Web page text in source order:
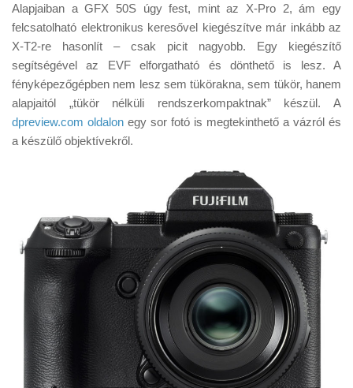
Alapjaiban a GFX 50S úgy fest, mint az X-Pro 2, ám egy
felcsatolható elektronikus keresővel kiegészítve már inkább az
X-T2-re hasonlít – csak picit nagyobb. Egy kiegészítő
segítségével az EVF elforgatható és dönthető is lesz. A
fényképezőgépben nem lesz sem tükörakna, sem tükör, hanem
alapjaitól „tükör nélküli rendszerkompaktnak” készül. A
dpreview.com oldalon egy sor fotó is megtekinthető a vázról és
a készülő objektívekről.